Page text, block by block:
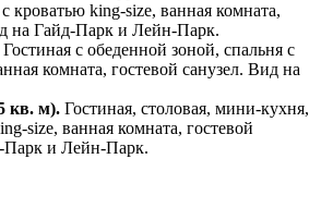
кроватью king-size, ванная комната,
на Гайд-Парк и Лейн-Парк.
Гостиная с обеденной зоной, спальня с
комната, гостевой санузел. Вид на
кв. м). Гостиная, столовая, мини-кухня,
size, ванная комната, гостевой
Парк и Лейн-Парк.